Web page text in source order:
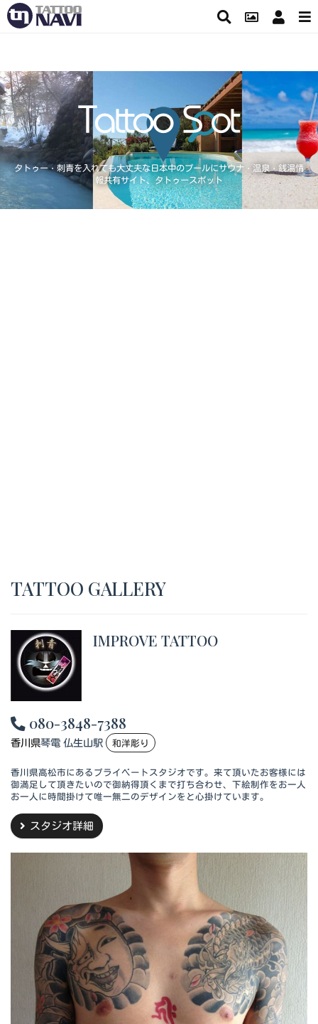
タトゥー・刺青を入れても大丈夫な日本中のプールにサウナ・温泉・銭湯情
報共有サイト、タトゥースポット
TATTOO GALLERY
IMPROVE TATTOO
080-3848-7388
香川県琴電 仏生山駅 和洋彫り
香川県高松市にあるプライベートスタジオです。来て頂いたお客様には
御満足して頂きたいので御納得頂くまで打ち合わせ、下絵制作をお一人
お一人に時間掛けて唯一無二のデザインをと心掛けています。
スタジオ詳細